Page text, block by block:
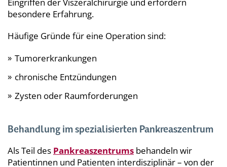
besondere Erfahrung.
Häufige Gründe für eine Operation sind:
Tumorerkrankungen
chronische Entzündungen
Zysten oder Raumforderungen
Behandlung im spezialisierten Pankreaszentrum
Als Teil des Pankreaszentrums behandeln wir
Patientinnen und Patienten interdisziplinär – von der